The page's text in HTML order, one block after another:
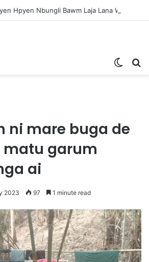
ni mare buga de
matu garum
ai
2023 97 1 minute read